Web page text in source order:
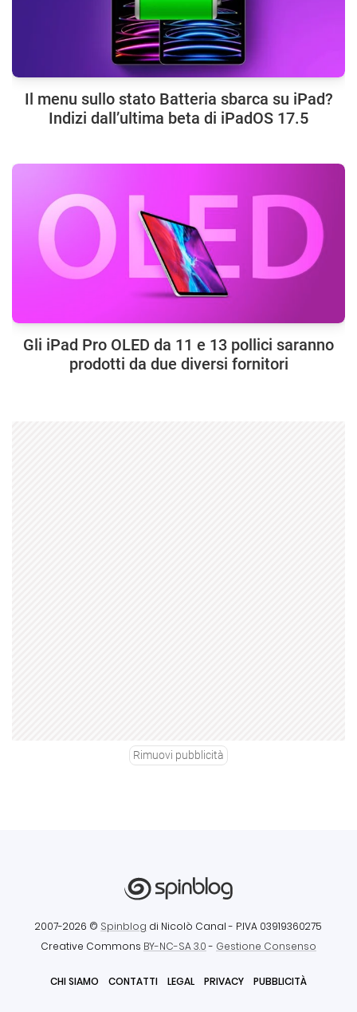
Il menu sullo stato Batteria sbarca su iPad?
Indizi dall’ultima beta di iPadOS 17.5
Gli iPad Pro OLED da 11 e 13 pollici saranno
prodotti da due diversi fornitori
Rimuovi pubblicità
2007-2026 © Spinblog di Nicolò Canal - P.IVA 03919360275
Creative Commons BY-NC-SA 3.0- Gestione Consenso
CHI SIAMO CONTATTI LEGAL PRIVACY PUBBLICITÀ